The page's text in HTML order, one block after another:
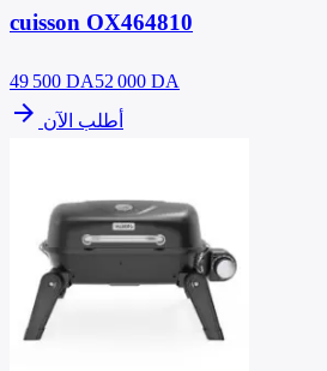
cuisson OX464810
49 500 DA52 000 DA
arrow_forward أطلب الآن